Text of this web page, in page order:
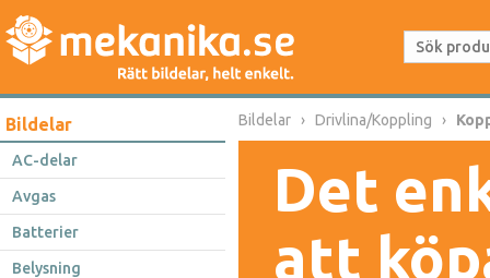
Bildelar
AC-delar
Avgas
Batterier
Belysning
Bildelar Drivlina/Koppling
Det
att